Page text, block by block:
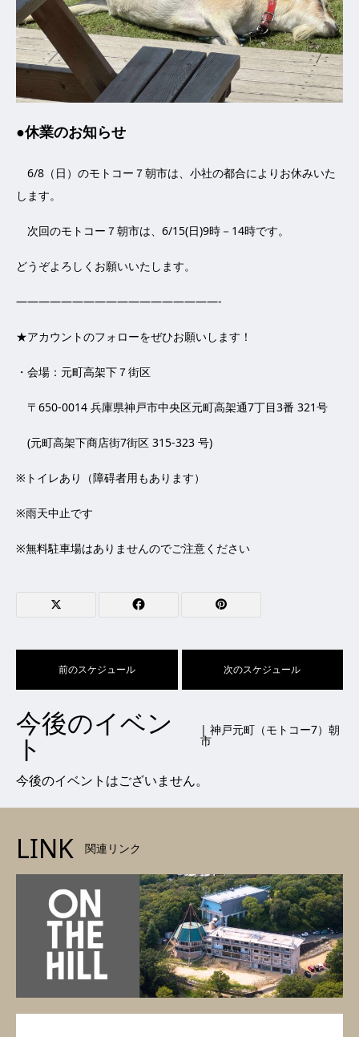
●休業のお知らせ
6/8（日）のモトコー７朝市は、小社の都合によりお休みいた
します。
次回のモトコー７朝市は、6/15(日)9時－14時です。
どうぞよろしくお願いいたします。
——————————————————-
★アカウントのフォローをぜひお願いします！
・会場：元町高架下７街区
〒650-0014 兵庫県神戸市中央区元町高架通7丁目3番 321号
(元町高架下商店街7街区 315-323 号)
※トイレあり（障碍者用もあります）
※雨天中止です
※無料駐車場はありませんのでご注意ください
前のスケジュール 次のスケジュール
今後のイベン
ト
| 神戸元町（モトコー7）朝
市
今後のイベントはございません。
LINK 関連リンク